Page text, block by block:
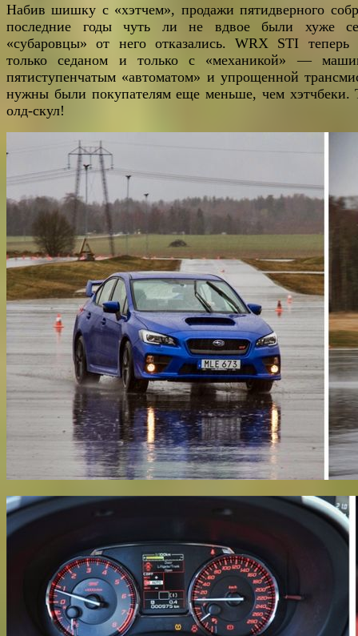
Набив шишку с «хэтчем», продажи пятидверного
последние годы чуть ли не вдвое были хуже
«субаровцы» от него отказались. WRX STI теперь
только седаном и только с «механикой» —
пятиступенчатым «автоматом» и упрощенной
нужны были покупателям еще меньше, чем хэтчбеки.
олд-скул!